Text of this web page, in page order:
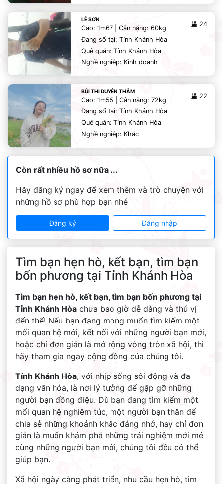
LÊ SƠN
24
Cao: 1m67 | Cân nặng: 60kg
Đang số tại: Tỉnh Khánh Hòa
Quê quán: Tỉnh Khánh Hòa
Nghề nghiệp: Kinh doanh
BÙI THỊ DUYÊN THẮM
22
Cao: 1m55 | Cân nặng: 72kg
Đang số tại: Tỉnh Khánh Hòa
Quê quán: Tỉnh Khánh Hòa
Nghề nghiệp: Khác
Còn rất nhiều hồ sơ nữa ...
Hãy đăng ký ngay để xem thêm và trò chuyện với
những hồ sơ phù hợp bạn nhé
Đăng ký Đăng nhập
Tìm bạn hẹn hò, kết bạn, tìm bạn
bốn phương tại Tỉnh Khánh Hòa
Tìm bạn hẹn hò, kết bạn, tìm bạn bốn phương tại
Tỉnh Khánh Hòa chưa bao giờ dễ dàng và thú vị
đến thế! Nếu bạn đang mong muốn tìm kiếm một
mối quan hệ mới, kết nối với những người bạn mới,
hoặc chỉ đơn giản là mở rộng vòng tròn xã hội, thì
hãy tham gia ngay cộng đồng của chúng tôi.
Tỉnh Khánh Hòa, với nhịp sống sôi động và đa
dạng văn hóa, là nơi lý tưởng để gặp gỡ những
người bạn đồng điệu. Dù bạn đang tìm kiếm một
mối quan hệ nghiêm túc, một người bạn thân để
chia sẻ những khoảnh khắc đáng nhớ, hay chỉ đơn
giản là muốn khám phá những trải nghiệm mới mẻ
cùng những người bạn mới, chúng tôi đều có thể
giúp bạn.
Xã hội ngày càng phát triển, nhu cầu hẹn hò, tìm